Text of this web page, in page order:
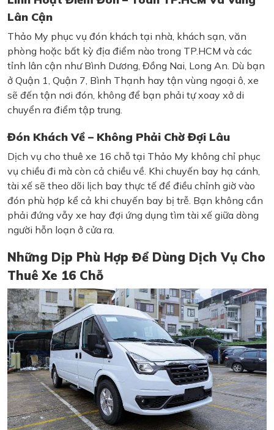
Lân Cận
Thảo My phục vụ đón khách tại nhà, khách sạn, văn
phòng hoặc bất kỳ địa điểm nào trong TP.HCM và các
tỉnh lân cận như Bình Dương, Đồng Nai, Long An. Dù bạn
ở Quận 1, Quận 7, Bình Thạnh hay tận vùng ngoại ô, xe
sẽ đến tận nơi đón, không để bạn phải tự xoay xở di
chuyển ra điểm tập trung.
Đón Khách Về – Không Phải Chờ Đợi Lâu
Dịch vụ cho thuê xe 16 chỗ tại Thảo My không chỉ phục
vụ chiều đi mà còn cả chiều về. Khi chuyến bay hạ cánh,
tài xế sẽ theo dõi lịch bay thực tế để điều chỉnh giờ vào
đón phù hợp kể cả khi chuyến bay bị trễ. Bạn không cần
phải đứng vẫy xe hay đợi ứng dụng tìm tài xế giữa dòng
người hỗn loạn ở cửa ra.
Những Dịp Phù Hợp Để Dùng Dịch Vụ Cho
Thuê Xe 16 Chỗ